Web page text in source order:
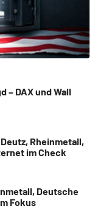
– DAX und Wall
Rheinmetall,
im Check
Deutsche
Fokus